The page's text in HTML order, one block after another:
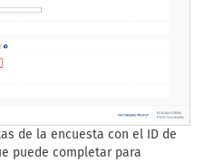
de la encuesta con el ID de
puede completar para